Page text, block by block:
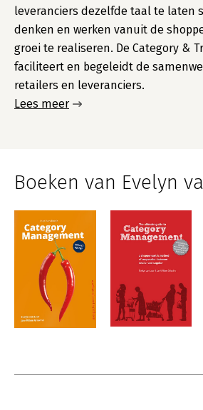
leveranciers dezelfde taal te laten
denken en werken vanuit de
groei te realiseren. De Category &
faciliteert en begeleidt de
retailers en leveranciers.
Lees meer
Boeken van Evelyn